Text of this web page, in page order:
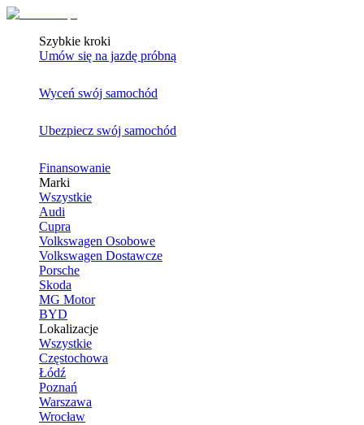
Szybkie kroki
Umów się na jazdę próbną
Wyceń swój samochód
Ubezpiecz swój samochód
Finansowanie
Marki
Wszystkie
Audi
Cupra
Volkswagen Osobowe
Volkswagen Dostawcze
Porsche
Skoda
MG Motor
BYD
Lokalizacje
Wszystkie
Częstochowa
Łódź
Poznań
Warszawa
Wrocław